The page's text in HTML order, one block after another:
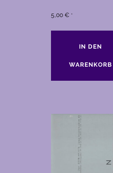
5,00 € *
IN DEN
WARENKORB